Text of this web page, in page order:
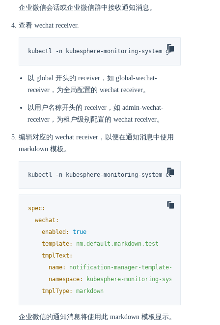
企业微信会话或企业微信群中接收通知消息。
查看 wechat receiver.
kubectl -n kubesphere-monitoring-system get receiver
以 global 开头的 receiver，如 global-wechat-
receiver，为全局配置的 wechat receiver。
以用户名称开头的 receiver，如 admin-wechat-
receiver，为租户级别配置的 wechat receiver。
编辑对应的 wechat receiver，以便在通知消息中使用
markdown 模板。
kubectl -n kubesphere-monitoring-system edit receiver
spec:
wechat:
enabled:
true
template:
nm.default.markdown.test
tmplText:
name:
notification-manager-template-test
namespace:
kubesphere-monitoring-system
tmplType:
markdown
企业微信的通知消息将使用此 markdown 模板显示。